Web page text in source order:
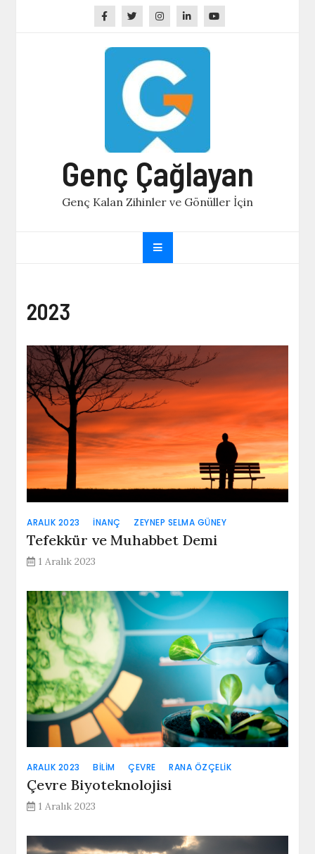
Genç Çağlayan
Genç Kalan Zihinler ve Gönüller İçin
2023
ARALIK 2023 İNANÇ ZEYNEP SELMA GÜNEY
Tefekkür ve Muhabbet Demi
1 Aralık 2023
ARALIK 2023 BILIM ÇEVRE RANA ÖZÇELIK
Çevre Biyoteknolojisi
1 Aralık 2023